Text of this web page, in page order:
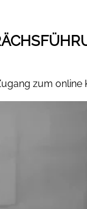
zum online